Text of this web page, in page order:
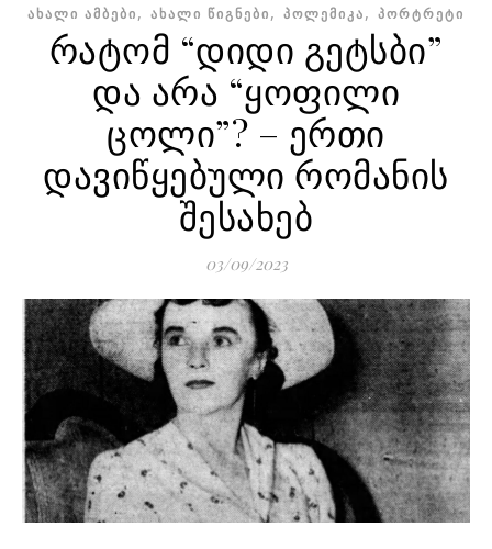
ᲐᲮᲐᲚᲘ ᲐᲛᲑᲔᲑᲘ, ᲐᲮᲐᲚᲘ ᲬᲘᲒᲜᲔᲑᲘ, ᲞᲝᲚᲔᲛᲘᲙᲐ, ᲞᲝᲠᲢᲠᲔᲢᲘ
რატომ “დიდი გეტსბი”
და არა “ყოფილი
ცოლი”? – ერთი
დავიწყებული რომანის
შესახებ
03/09/2023